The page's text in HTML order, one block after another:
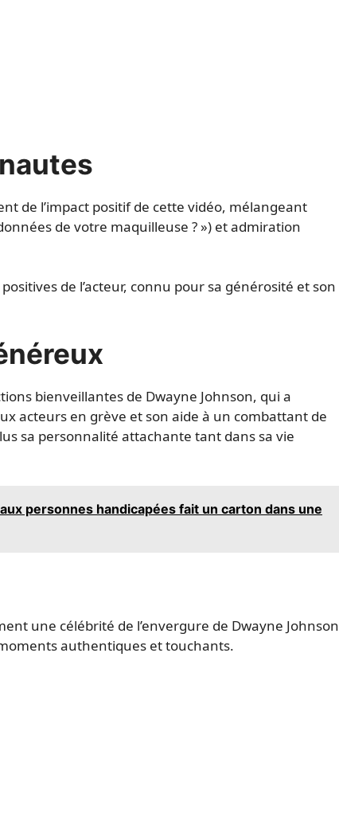
de l’impact positif de cette vidéo, mélangeant
de votre maquilleuse ? ») et admiration
de l’acteur, connu pour sa générosité et son
bienveillantes de Dwayne Johnson, qui a
acteurs en grève et son aide à un combattant de
sa personnalité attachante tant dans sa vie
personnes handicapées fait un carton dans une
une célébrité de l’envergure de Dwayne Johnson
authentiques et touchants.